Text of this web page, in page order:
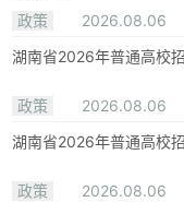
政策
2026.08.06
湖南省2026年普通高校
政策 2026.08.06
湖南省2026年普通高校
政策 2026.08.06